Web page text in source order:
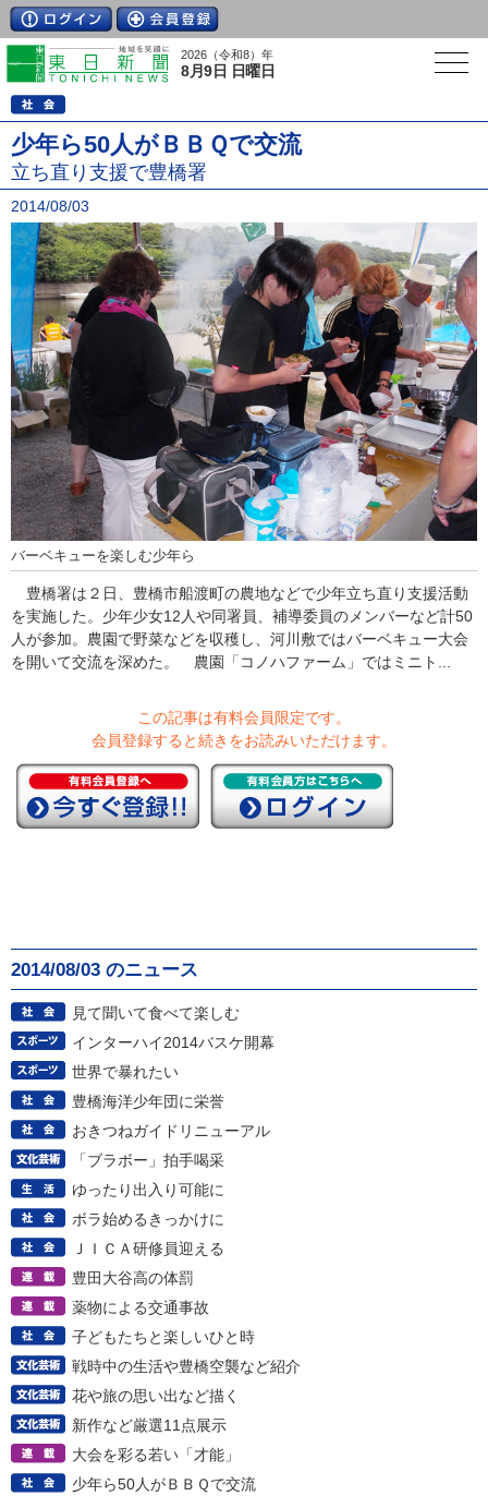
2026（令和8）年
8月9日 日曜日
少年ら50人がＢＢＱで交流
立ち直り支援で豊橋署
2014/08/03
バーベキューを楽しむ少年ら
豊橋署は２日、豊橋市船渡町の農地などで少年立ち直り支援活動
を実施した。少年少女12人や同署員、補導委員のメンバーなど計50
人が参加。農園で野菜などを収穫し、河川敷ではバーベキュー大会
を開いて交流を深めた。 農園「コノハファーム」ではミニト...
この記事は有料会員限定です。
会員登録すると続きをお読みいただけます。
2014/08/03 のニュース
見て聞いて食べて楽しむ
インターハイ2014バスケ開幕
世界で暴れたい
豊橋海洋少年団に栄誉
おきつねガイドリニューアル
「ブラボー」拍手喝采
ゆったり出入り可能に
ボラ始めるきっかけに
ＪＩＣＡ研修員迎える
豊田大谷高の体罰
薬物による交通事故
子どもたちと楽しいひと時
戦時中の生活や豊橋空襲など紹介
花や旅の思い出など描く
新作など厳選11点展示
大会を彩る若い「才能」
少年ら50人がＢＢＱで交流